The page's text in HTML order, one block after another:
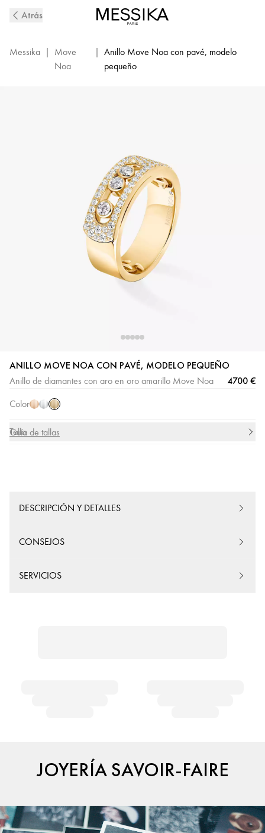
con
Atrás
Messika |
Move
Noa
| Anillo Move Noa con pavé, modelo
pequeño
ANILLO MOVE NOA CON PAVÉ, MODELO PEQUEÑO
Anillo de diamantes con aro en oro amarillo Move Noa 4700 €
Color
Oro
rosa
Oro
blancoamarillo
Guía de tallas
Talla
DESCRIPCIÓN Y DETALLES
CONSEJOS
SERVICIOS
JOYERÍA SAVOIR-FAIRE